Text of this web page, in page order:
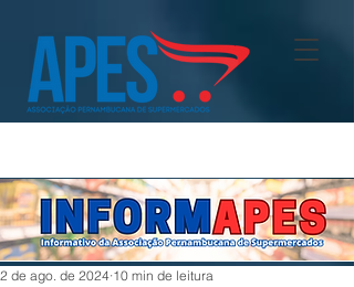
2 de ago. de 2024 10 min de leitura